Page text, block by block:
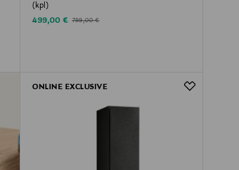
(kpl)
Discounted Price
499,00 € Original Price
799,00 €
ONLINE EXCLUSIVE